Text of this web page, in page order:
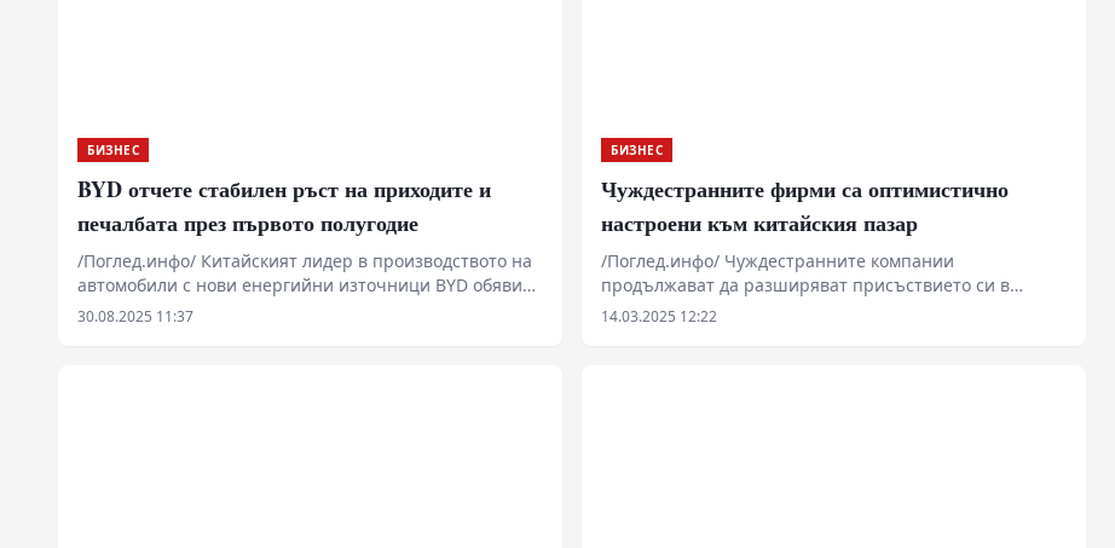
БИЗНЕС
BYD отчете стабилен ръст на приходите и
печалбата през първото полугодие
/Поглед.инфо/ Китайският лидер в производството на
автомобили с нови енергийни източници BYD обяви
приходи от 371,28 млрд. юана (52,3 млрд. щ.д.) за
30.08.2025 11:37
БИЗНЕС
Чуждестранните фирми са оптимистично
настроени към китайския пазар
/Поглед.инфо/ Чуждестранните компании
продължават да разширяват присъствието си в
Китай. Все повече компании са привлечени от
14.03.2025 12:22